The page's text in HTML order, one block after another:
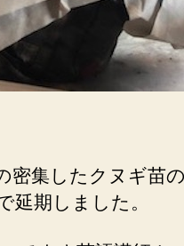
集したクヌギ苗
延期しました。